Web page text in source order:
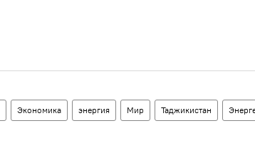
Экономика энергия Мир Таджикистан